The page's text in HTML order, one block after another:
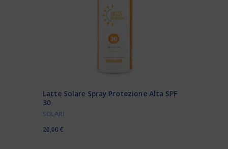
Latte Solare Spray Protezione Alta SPF
30
SOLARI
20,00 €